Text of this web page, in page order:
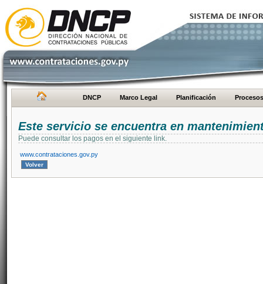
DNCP Marco Legal Planificación Procesos
Este servicio se encuentra en
Puede consultar los pagos en el siguiente link.
www.contrataciones.gov.py